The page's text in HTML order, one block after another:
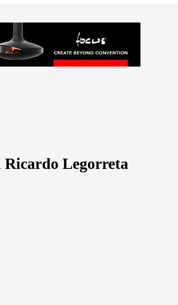
Ricardo Legorreta